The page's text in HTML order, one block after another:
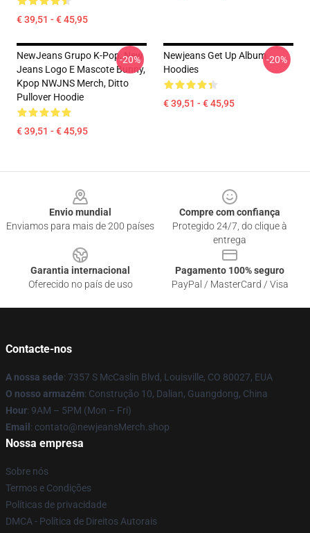
€ 39,51 - € 45,95
NewJeans Grupo K-Pop, New
Jeans Logo E Mascote Bunny,
Kpop NWJNS Merch, Ditto
Pullover Hoodie
€ 39,51 - € 45,95
-20%
Newjeans Get Up Album
Hoodies
€ 39,51 - € 45,95
-20%
Envio mundial
Enviamos para mais de 200 países
Compre com confiança
Protegido 24/7, do clique à
entrega
Garantia internacional
Oferecido no país de uso
Pagamento 100% seguro
PayPal / MasterCard / Visa
Contacte-nos
A nossa sede: 7357 S McCaslin Blvd, Louisville, CO 80027, EUA
O nosso armazém: Construção 10, Dalian, Guangdong, China
Hour: 9AM – 5PM (Mon – Fri)
Email : contato@newjeansMerch.shop
Nossa empresa
Sobre nós
Termos e Condições
Políticas de privacidade
DMCA - Política de Direitos Autorais